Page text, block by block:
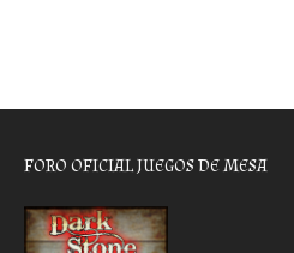
FORO OFICIAL JUEGOS DE MESA